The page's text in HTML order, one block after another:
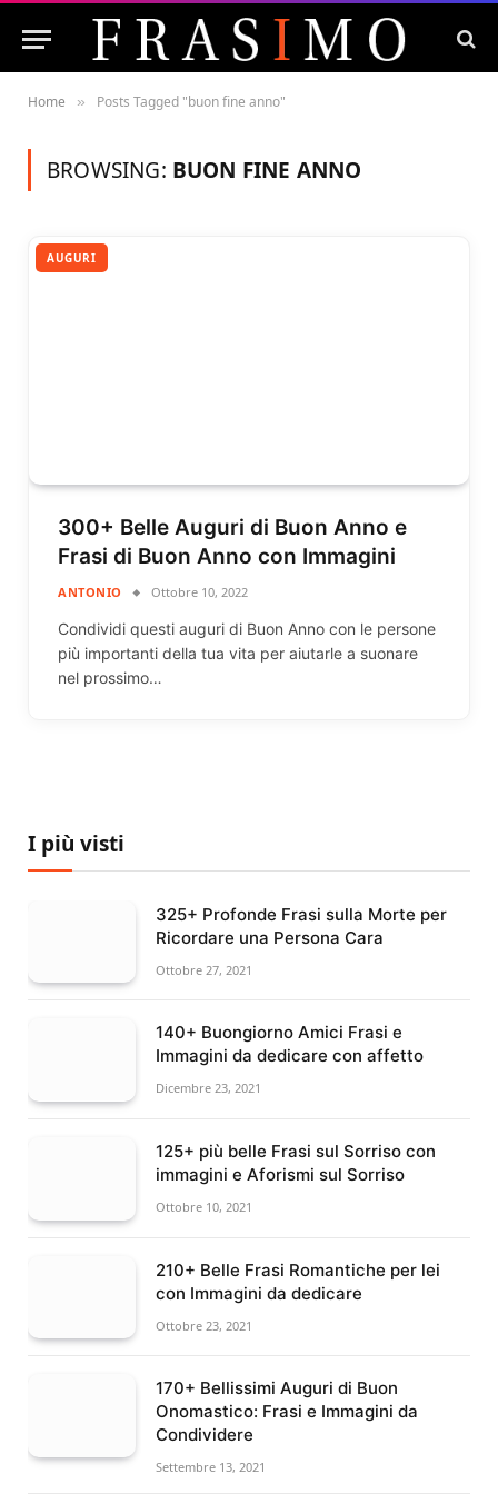
Home » Posts Tagged "buon fine anno"
BROWSING: BUON FINE ANNO
AUGURI
300+ Belle Auguri di Buon Anno e
Frasi di Buon Anno con Immagini
ANTONIO Ottobre 10, 2022
Condividi questi auguri di Buon Anno con le persone
più importanti della tua vita per aiutarle a suonare
nel prossimo…
I più visti
325+ Profonde Frasi sulla Morte per
Ricordare una Persona Cara
Ottobre 27, 2021
140+ Buongiorno Amici Frasi e
Immagini da dedicare con affetto
Dicembre 23, 2021
125+ più belle Frasi sul Sorriso con
immagini e Aforismi sul Sorriso
Ottobre 10, 2021
210+ Belle Frasi Romantiche per lei
con Immagini da dedicare
Ottobre 23, 2021
170+ Bellissimi Auguri di Buon
Onomastico: Frasi e Immagini da
Condividere
Settembre 13, 2021